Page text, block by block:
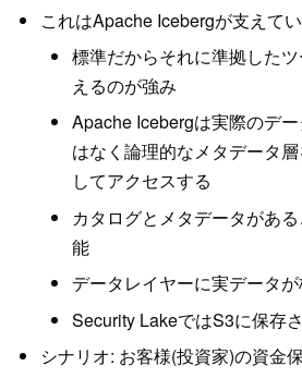
これはApache Icebergが支えて
標準だからそれに準拠した
えるのが強み
Apache Icebergは実際のデ
はなく論理的なメタデータ
してアクセスする
カタログとメタデータがあ
能
データレイヤーに実データ
Security LakeではS3に保存
シナリオ: お客様(投資家)の資金